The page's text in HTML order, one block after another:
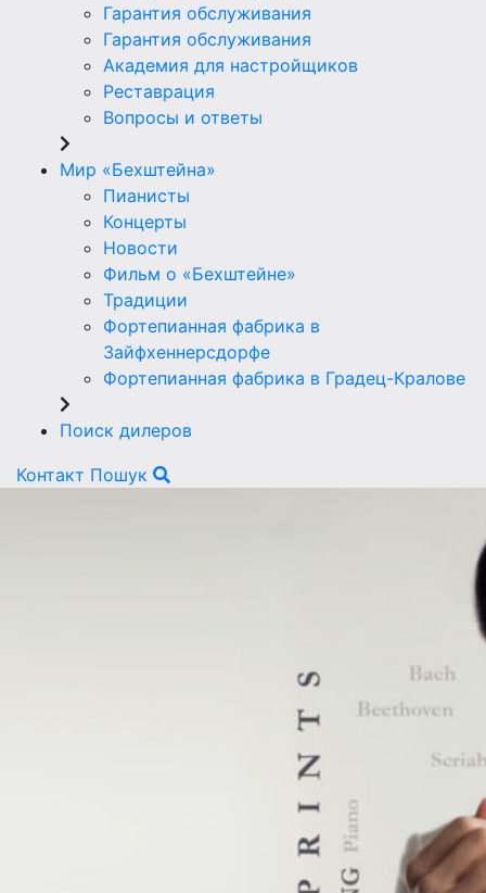
Гарантия обслуживания
Гарантия обслуживания
Академия для настройщиков
Реставрация
Вопросы и ответы
Мир «Бехштейна»
Пианисты
Концерты
Новости
Фильм о «Бехштейне»
Традиции
Фортепианная фабрика в
Зайфхеннерсдорфе
Фортепианная фабрика в Градец-Кралове
Поиск дилеров
Контакт Пошук